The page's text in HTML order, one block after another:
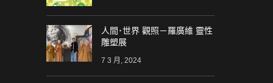
人間･世界 觀照－羅廣維 靈性
雕塑展
7 3 月, 2024